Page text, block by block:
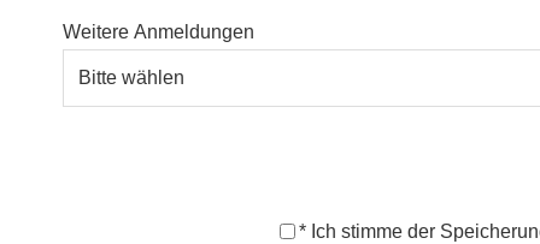
Weitere Anmeldungen
* Ich stimme der